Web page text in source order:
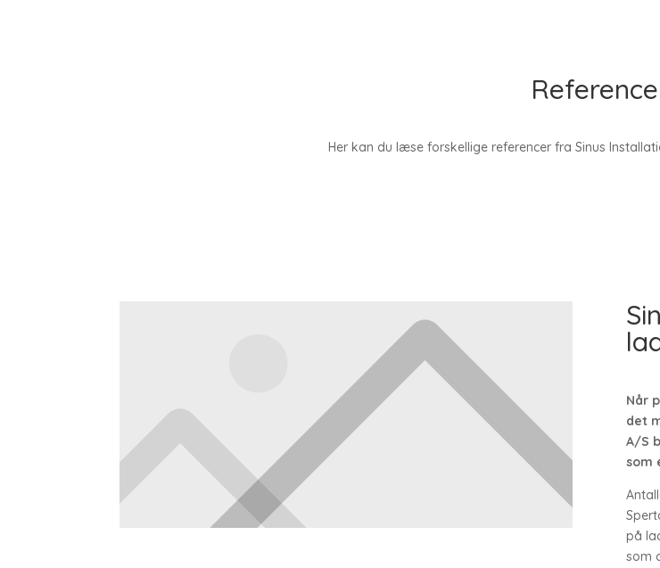
Her kan du læse forskellige referencer fra Sinus
Når
det
A/S
som
på
som